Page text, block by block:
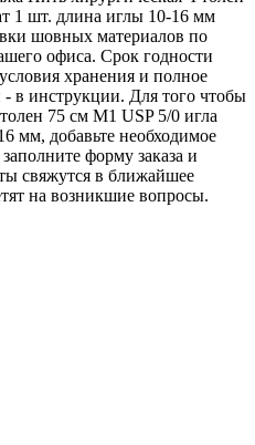
1 шт. длина иглы 10-16 мм
шовных материалов по
офиса. Срок годности
хранения и полное
в инструкции. Для того чтобы
75 см М1 USP 5/0 игла
мм, добавьте необходимое
форму заказа и
свяжутся в ближайшее
на возникшие вопросы.